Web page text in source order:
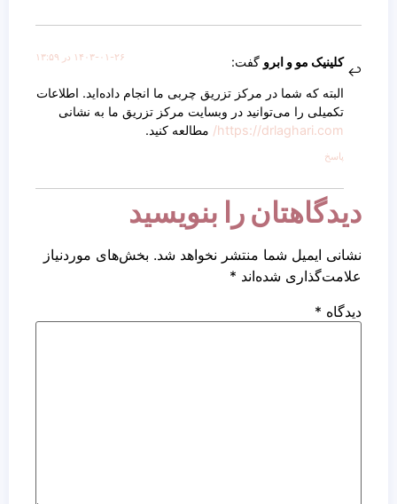
کلینیک مو و ابرو گفت: ۱۴۰۳-۰۱-۲۶ در ۱۳:۵۹
البته که شما در مرکز تزریق چربی ما انجام داده‌اید. اطلاعات
تکمیلی را می‌توانید در وبسایت مرکز تزریق ما به نشانی
https://drlaghari.com/
مطالعه کنید.
پاسخ
دیدگاهتان را بنویسید
نشانی ایمیل شما منتشر نخواهد شد. بخش‌های موردنیاز
علامت‌گذاری شده‌اند *
دیدگاه *